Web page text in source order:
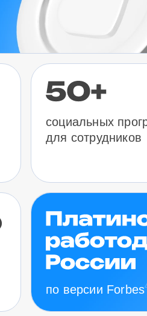
социальных
для сотрудников
по версии Forbes